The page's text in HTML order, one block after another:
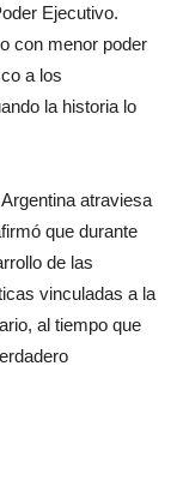
Ejecutivo.
con menor poder
a los
la historia lo
atraviesa
que durante
de las
vinculadas a la
al tiempo que